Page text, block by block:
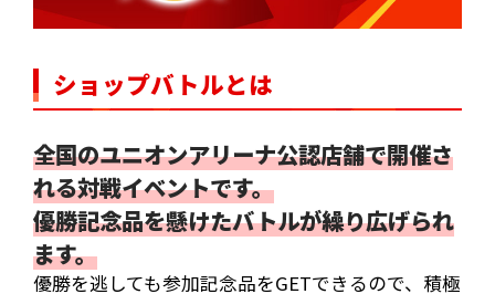
ショップバトルとは
全国のユニオンアリーナ公認店舗で開催さ
れる対戦イベントです。
優勝記念品を懸けたバトルが繰り広げられ
ます。
優勝を逃しても参加記念品をGETできるので、積極